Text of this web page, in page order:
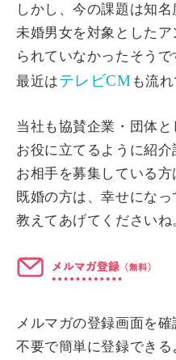
しかし、今の課題は知
未婚男女を対象とした
られていなかったそうで
最近はテレビCM も流
当社も協賛企業・団体
お役に立てるように紹介
お相手を募集している方
既婚の方は、幸せにな
教えてあげてくださいね
メルマガの登録画面を
不要で簡単に登録できる